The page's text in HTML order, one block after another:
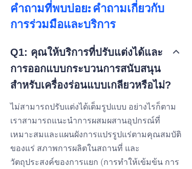
คำถามที่พบบ่อย: คำถามเกี่ยวกับ
การร่วมมือและบริการ
Q1: คุณให้บริการที่ปรับแต่งได้และ
การออกแบบกระบวนการสนับสนุน
สำหรับเครื่องร่อนแบบเกลียวหรือไม่?
ไม่สามารถปรับแต่งได้เต็มรูปแบบ อย่างไรก็ตาม
เราสามารถแนะนำการผสมผสานอุปกรณ์ที่
เหมาะสมและแผนผังการแปรรูปแร่ตามคุณสมบัติ
ของแร่ สภาพการผลิตในสถานที่ และ
วัตถุประสงค์ของการแยก (การทำให้เข้มข้น การ